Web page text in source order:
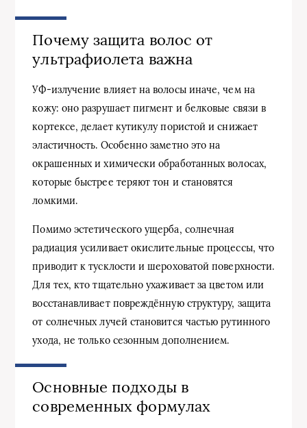
Почему защита волос от
ультрафиолета важна
УФ-излучение влияет на волосы иначе, чем на
кожу: оно разрушает пигмент и белковые связи в
кортексе, делает кутикулу пористой и снижает
эластичность. Особенно заметно это на
окрашенных и химически обработанных волосах,
которые быстрее теряют тон и становятся
ломкими.
Помимо эстетического ущерба, солнечная
радиация усиливает окислительные процессы, что
приводит к тусклости и шероховатой поверхности.
Для тех, кто тщательно ухаживает за цветом или
восстанавливает повреждённую структуру, защита
от солнечных лучей становится частью рутинного
ухода, не только сезонным дополнением.
Основные подходы в
современных формулах